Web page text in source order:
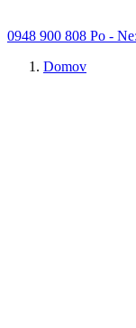
0948 900 808 Po -
Domov